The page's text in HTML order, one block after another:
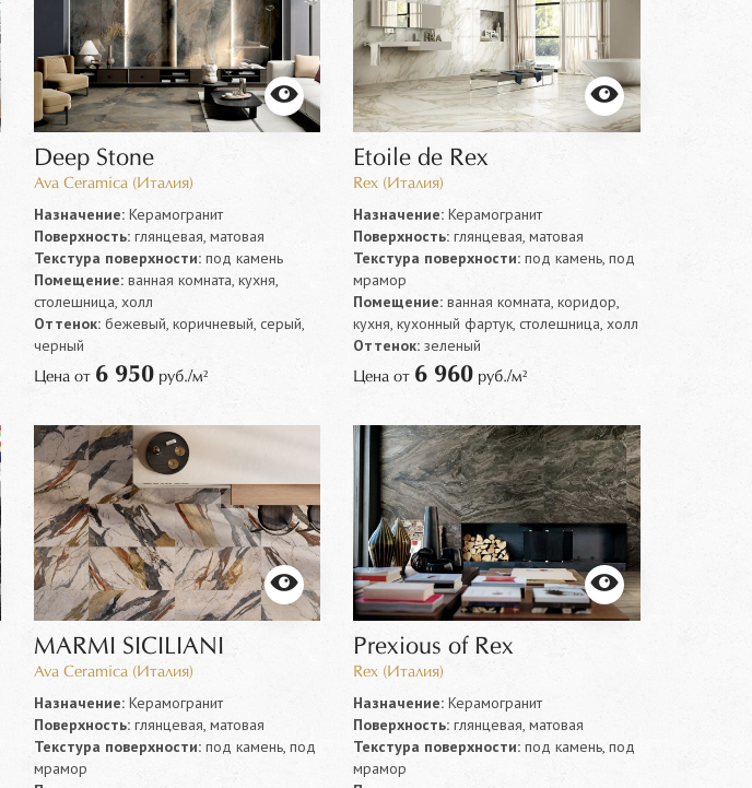
Deep Stone
Ava Ceramica (Италия)
Назначение:Керамогранит
Поверхность:глянцевая, матовая
Текстура поверхности:под камень
Помещение:ванная комната, кухня,
столешница, холл
Оттенок:бежевый, коричневый, серый,
черный
Цена от 6 950руб./м²
Etoile de Rex
Rex (Италия)
Назначение: Керамогранит
Поверхность: глянцевая, матовая
Текстура поверхности: под камень, под
мрамор
Помещение: ванная комната, коридор,
кухня, кухонный фартук, столешница, холл
Оттенок: зеленый
Цена от 6 960 руб./м²
MARMI SICILIANI
Ava Ceramica (Италия)
Назначение:Керамогранит
Поверхность:глянцевая, матовая
Текстура поверхности:под камень, под
мрамор
Prexious of Rex
Rex (Италия)
Назначение: Керамогранит
Поверхность: глянцевая, матовая
Текстура поверхности: под камень, под
мрамор